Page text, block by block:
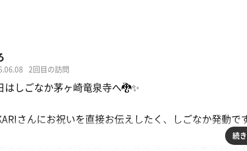
2回目の訪問
はしごなか茅ヶ崎竜泉寺へ🐉✨
さんにお祝いを直接お伝えしたく、しごなか発動で
続